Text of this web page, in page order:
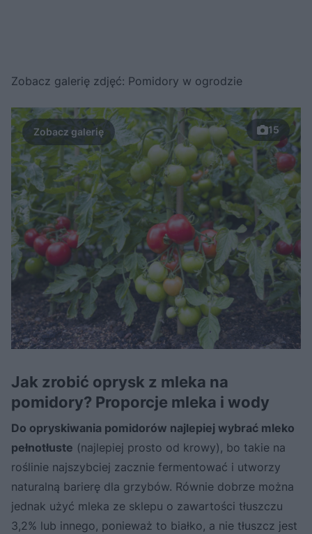
Zobacz galerię zdjęć: Pomidory w ogrodzie
15
Jak zrobić oprysk z mleka na
pomidory? Proporcje mleka i wody
Do opryskiwania pomidorów najlepiej wybrać mleko
pełnotłuste (najlepiej prosto od krowy), bo takie na
roślinie najszybciej zacznie fermentować i utworzy
naturalną barierę dla grzybów. Równie dobrze można
jednak użyć mleka ze sklepu o zawartości tłuszczu
3,2% lub innego, ponieważ to białko, a nie tłuszcz jest